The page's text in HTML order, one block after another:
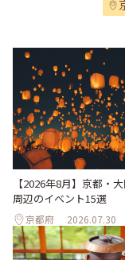
【2026年8月】京都・
周辺のイベント15選
京都府 2026.07.30